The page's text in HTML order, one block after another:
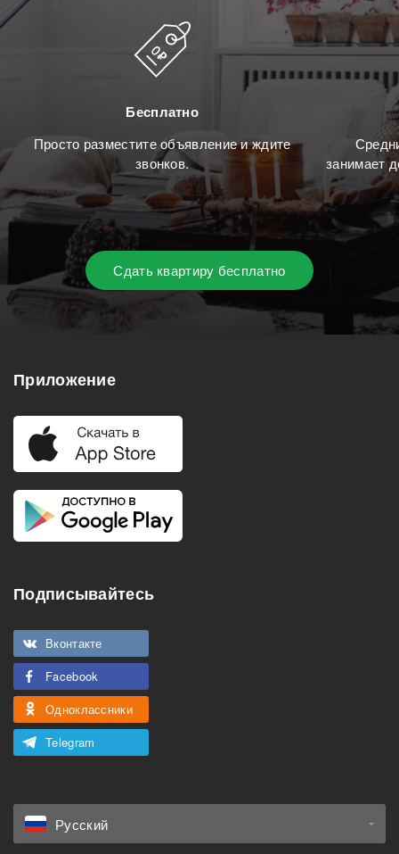
Бесплатно
Просто разместите объявление и ждите
звонков.
занимает
Сдать квартиру бесплатно
Приложение
Подписывайтесь
Вконтакте
Facebook
Одноклассники
Telegram
Русский